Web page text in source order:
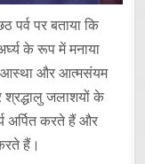
पर्व पर बताया कि
के रूप में मनाया
आस्था और आत्मसंयम
श्रद्धालु जलाशयों के
अर्पित करते हैं और
हैं।